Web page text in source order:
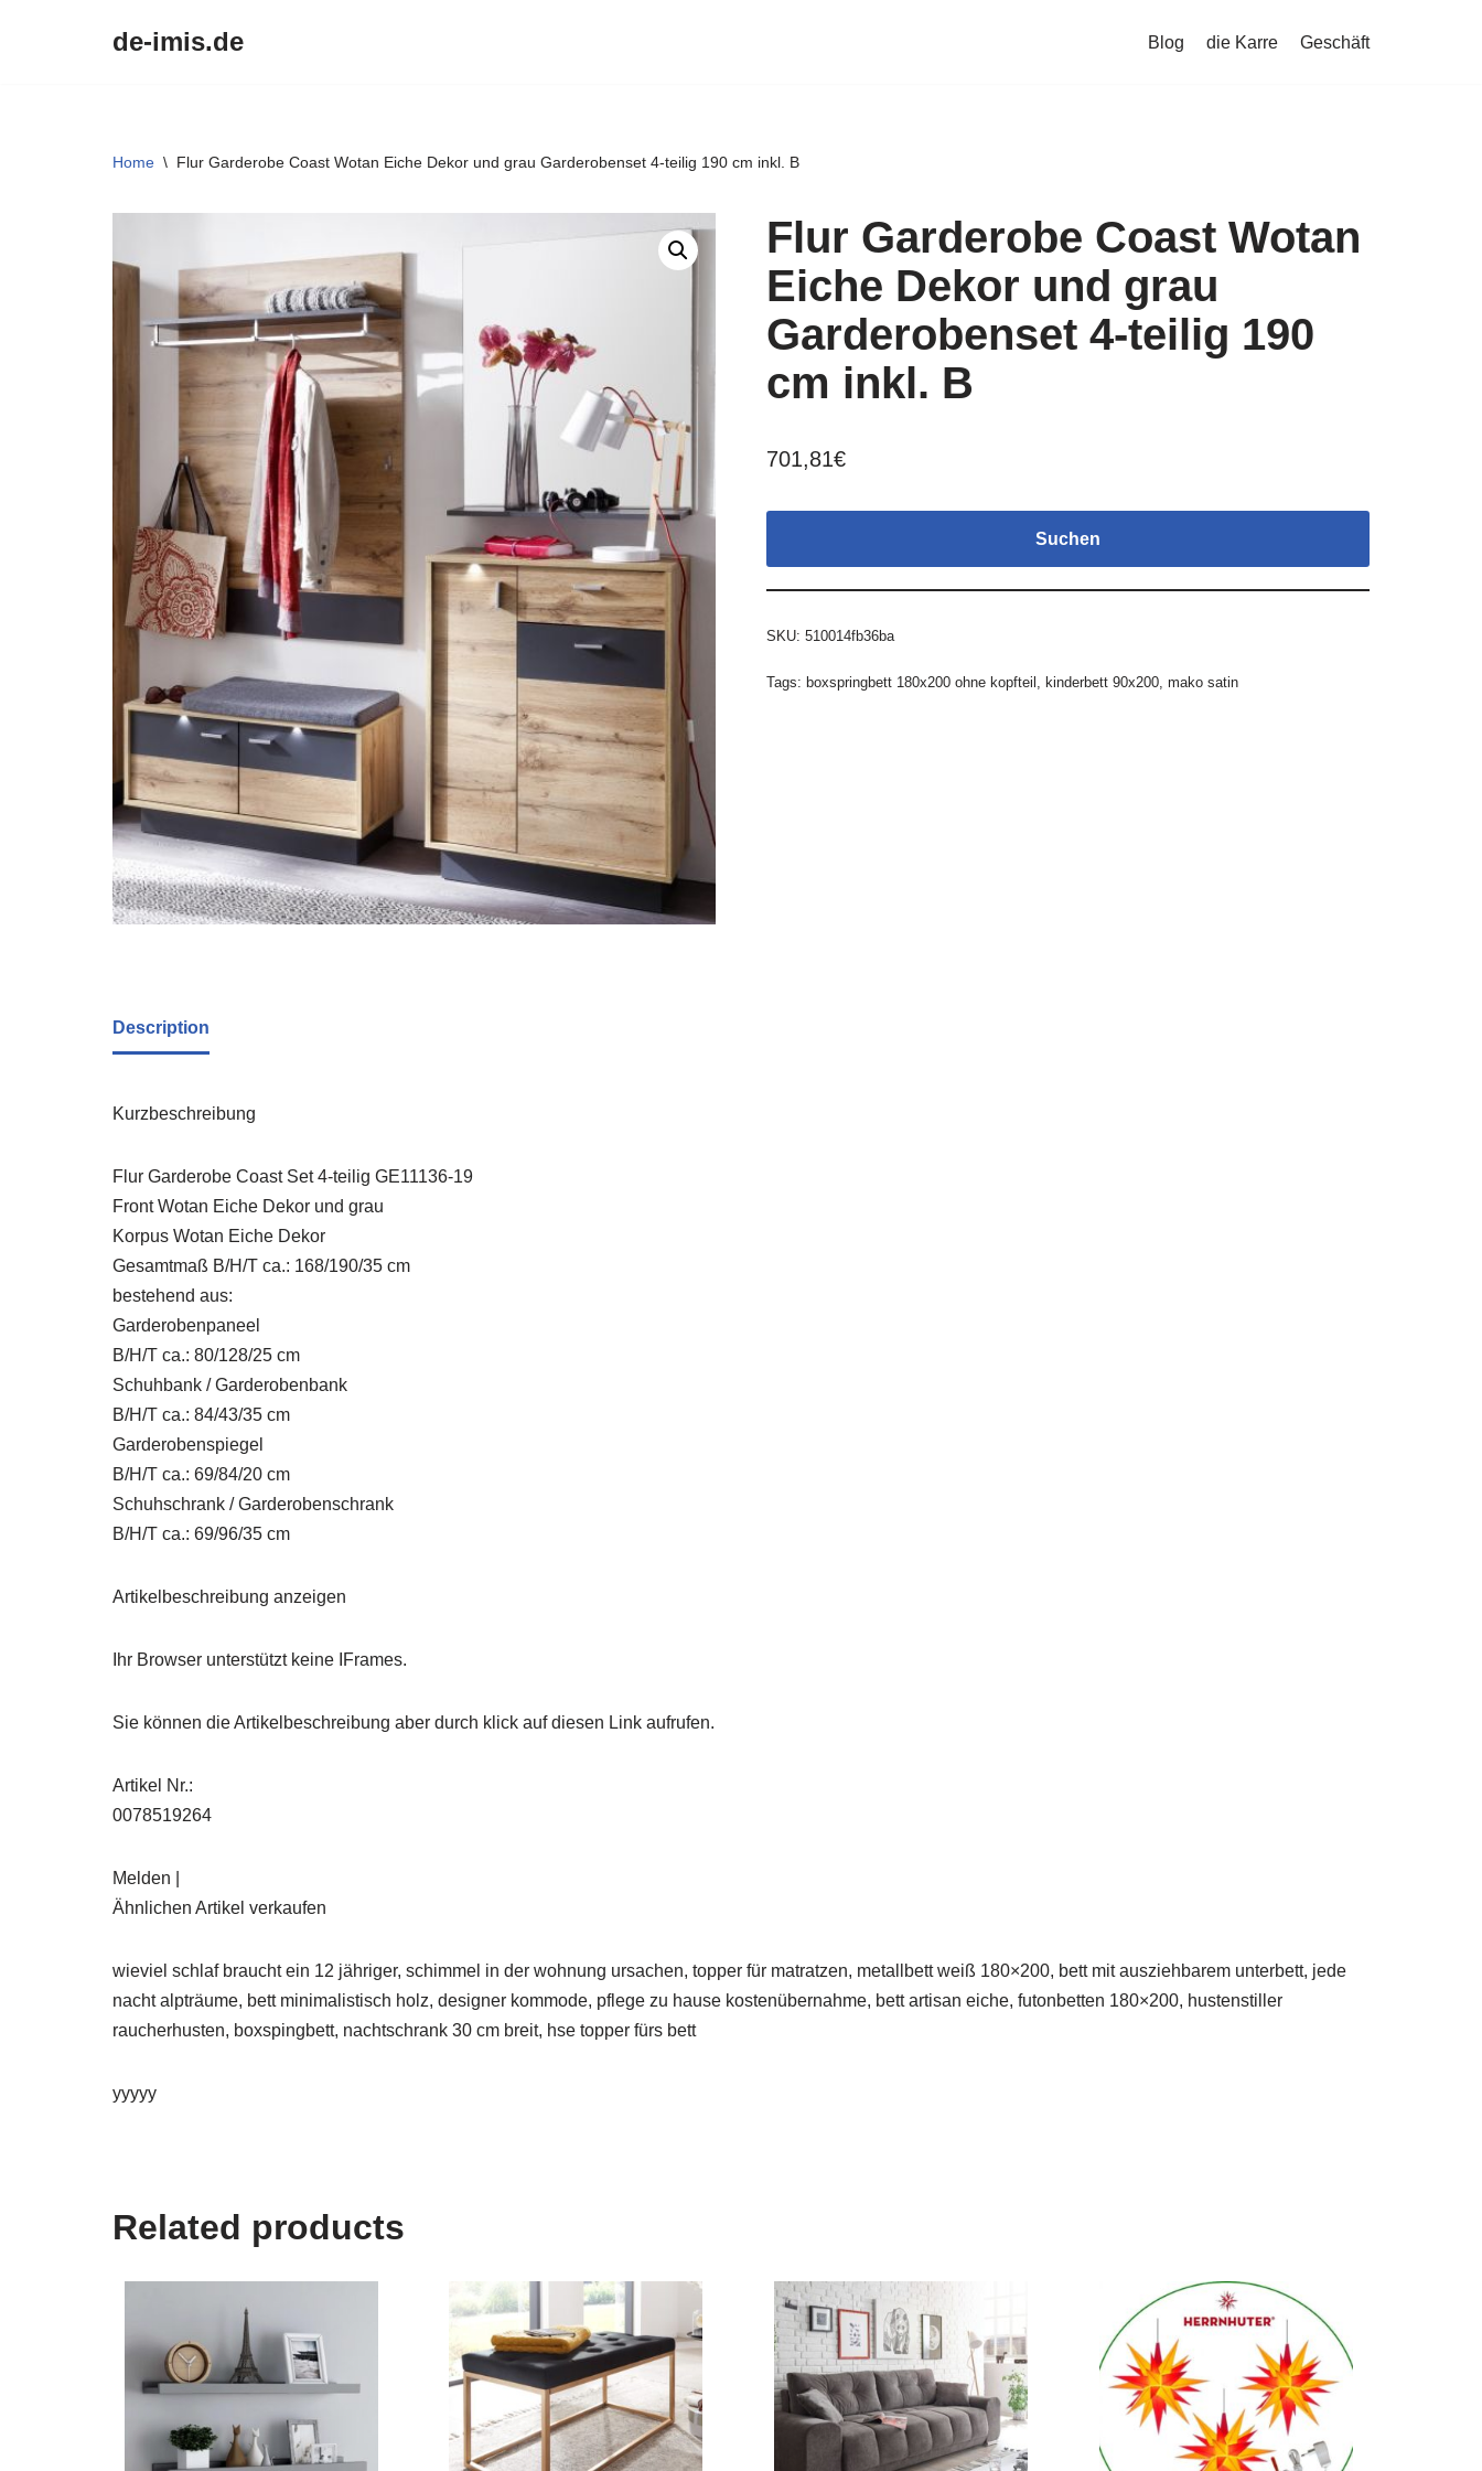
de-imis.de Blog die Karre Geschäft
Home \ Flur Garderobe Coast Wotan Eiche Dekor und grau Garderobenset 4-teilig 190 cm inkl. B
Flur Garderobe Coast Wotan
Eiche Dekor und grau
Garderobenset 4-teilig 190
cm inkl. B
701,81€
Suchen
SKU: 510014fb36ba
Tags: boxspringbett 180x200 ohne kopfteil , kinderbett 90x200, mako satin
Description
Kurzbeschreibung
Flur Garderobe Coast Set 4-teilig GE11136-19
Front Wotan Eiche Dekor und grau
Korpus Wotan Eiche Dekor
Gesamtmaß B/H/T ca.: 168/190/35 cm
bestehend aus:
Garderobenpaneel
B/H/T ca.: 80/128/25 cm
Schuhbank / Garderobenbank
B/H/T ca.: 84/43/35 cm
Garderobenspiegel
B/H/T ca.: 69/84/20 cm
Schuhschrank / Garderobenschrank
B/H/T ca.: 69/96/35 cm
Artikelbeschreibung anzeigen
Ihr Browser unterstützt keine IFrames.
Sie können die Artikelbeschreibung aber durch klick auf diesen Link aufrufen.
Artikel Nr.:
0078519264
Melden |
Ähnlichen Artikel verkaufen
wieviel schlaf braucht ein 12 jähriger, schimmel in der wohnung ursachen, topper für matratzen, metallbett weiß 180×200, bett mit ausziehbarem unterbett, jede
nacht alpträume, bett minimalistisch holz, designer kommode, pflege zu hause kostenübernahme, bett artisan eiche, futonbetten 180×200, hustenstiller
raucherhusten, boxspingbett, nachtschrank 30 cm breit, hse topper fürs bett
yyyyy
Related products